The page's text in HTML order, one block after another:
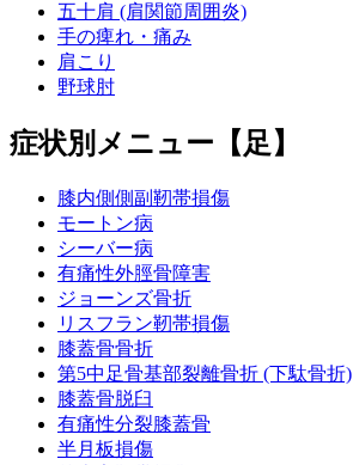
五十肩 (肩関節周囲炎)
手の痺れ・痛み
肩こり
野球肘
症状別メニュー【足】
膝内側側副靭帯損傷
モートン病
シーバー病
有痛性外脛骨障害
ジョーンズ骨折
リスフラン靭帯損傷
膝蓋骨骨折
第5中足骨基部裂離骨折 (下駄骨折)
膝蓋骨脱臼
有痛性分裂膝蓋骨
半月板損傷